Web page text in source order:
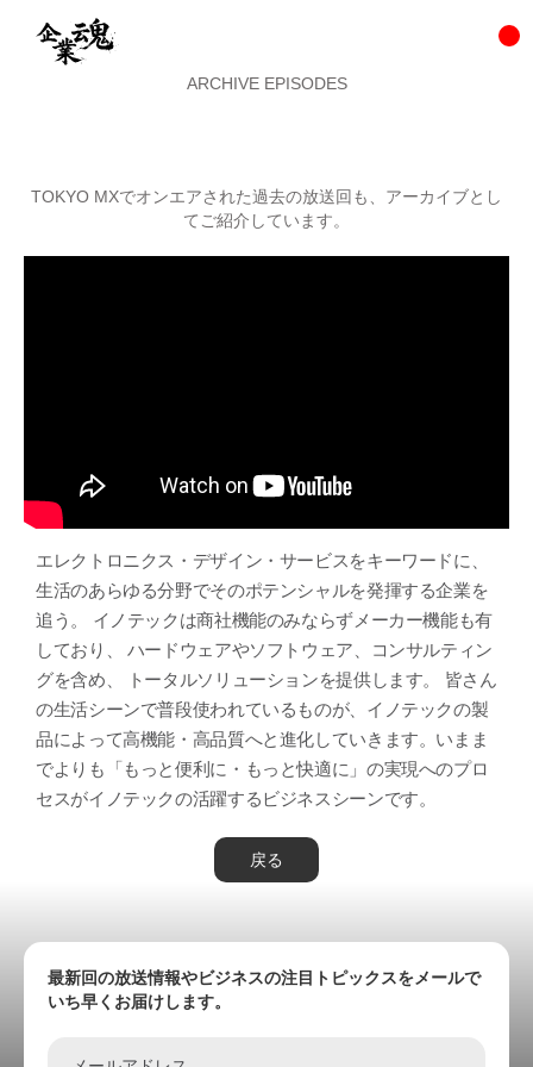
ARCHIVE EPISODES
TOKYO MXでオンエアされた過去の放送回も、アーカイブとし
てご紹介しています。
エレクトロニクス・デザイン・サービスをキーワードに、
生活のあらゆる分野でそのポテンシャルを発揮する企業を
追う。 イノテックは商社機能のみならずメーカー機能も有
しており、 ハードウェアやソフトウェア、コンサルティン
グを含め、 トータルソリューションを提供します。 皆さん
の生活シーンで普段使われているものが、イノテックの製
品によって高機能・高品質へと進化していきます。いまま
でよりも「もっと便利に・もっと快適に」の実現へのプロ
セスがイノテックの活躍するビジネスシーンです。
戻る
最新回の放送情報やビジネスの注目トピックスをメールで
いち早くお届けします。